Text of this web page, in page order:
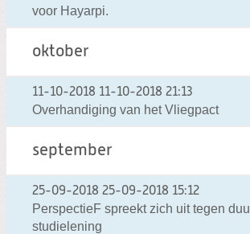
voor Hayarpi.
oktober
11-10-2018 11-10-2018 21:13
Overhandiging van het Vliegpact
september
25-09-2018 25-09-2018 15:12
PerspectieF spreekt zich uit tegen
studielening